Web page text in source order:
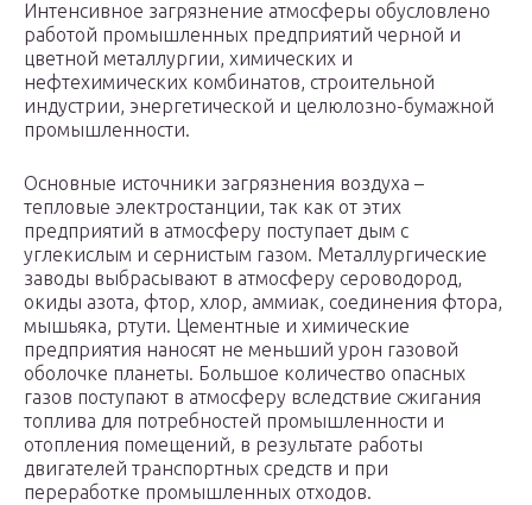
Интенсивное загрязнение атмосферы обусловлено
работой промышленных предприятий черной и
цветной металлургии, химических и
нефтехимических комбинатов, строительной
индустрии, энергетической и целюлозно-бумажной
промышленности.
Основные источники загрязнения воздуха –
тепловые электростанции, так как от этих
предприятий в атмосферу поступает дым с
углекислым и сернистым газом. Металлургические
заводы выбрасывают в атмосферу сероводород,
окиды азота, фтор, хлор, аммиак, соединения фтора,
мышьяка, ртути. Цементные и химические
предприятия наносят не меньший урон газовой
оболочке планеты. Большое количество опасных
газов поступают в атмосферу вследствие сжигания
топлива для потребностей промышленности и
отопления помещений, в результате работы
двигателей транспортных средств и при
переработке промышленных отходов.